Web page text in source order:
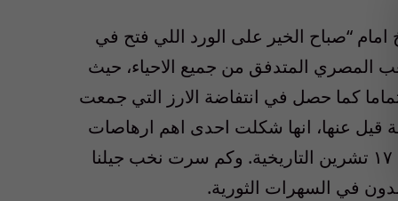
“صباح الخير على الورد اللي فتح في
المصري المتدفق من جميع الاحياء، حيث
كما حصل في انتفاضة الارز التي جمعت
قيل عنها، انها شكلت احدى اهم ارهاصات
الربيع العربي، الذي عاد ليظهر بنسخة لبنانية في انتفاضة ١٧ تشرين التاريخية. وكم سرت نخب جيلنا
في السهرات الثورية.